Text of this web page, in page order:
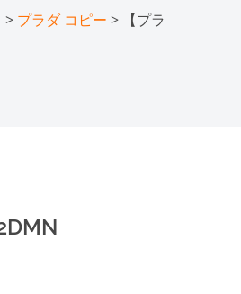
> プラダ コピー > 【プラ